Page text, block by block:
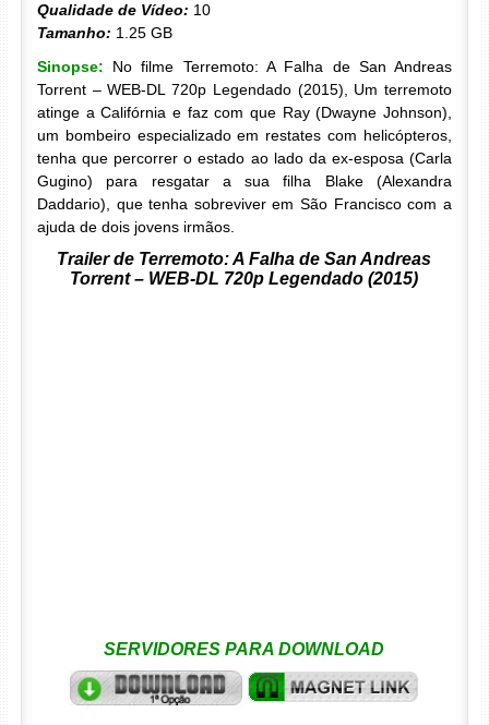
Qualidade de Vídeo: 10
Tamanho: 1.25 GB
Sinopse: No filme Terremoto: A Falha de San Andreas
Torrent – WEB-DL 720p Legendado (2015), Um terremoto
atinge a Califórnia e faz com que Ray (Dwayne Johnson),
um bombeiro especializado em restates com helicópteros,
tenha que percorrer o estado ao lado da ex-esposa (Carla
Gugino) para resgatar a sua filha Blake (Alexandra
Daddario), que tenha sobreviver em São Francisco com a
ajuda de dois jovens irmãos.
Trailer de Terremoto: A Falha de San Andreas
Torrent – WEB-DL 720p Legendado (2015)
SERVIDORES PARA DOWNLOAD